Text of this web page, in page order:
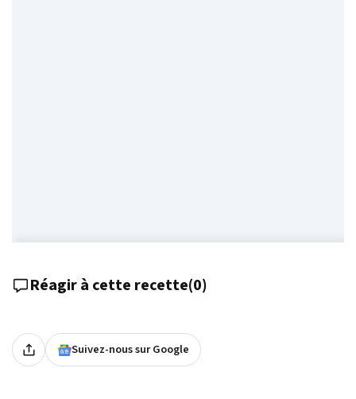
Réagir à cette recette(0)
Suivez-nous sur Google